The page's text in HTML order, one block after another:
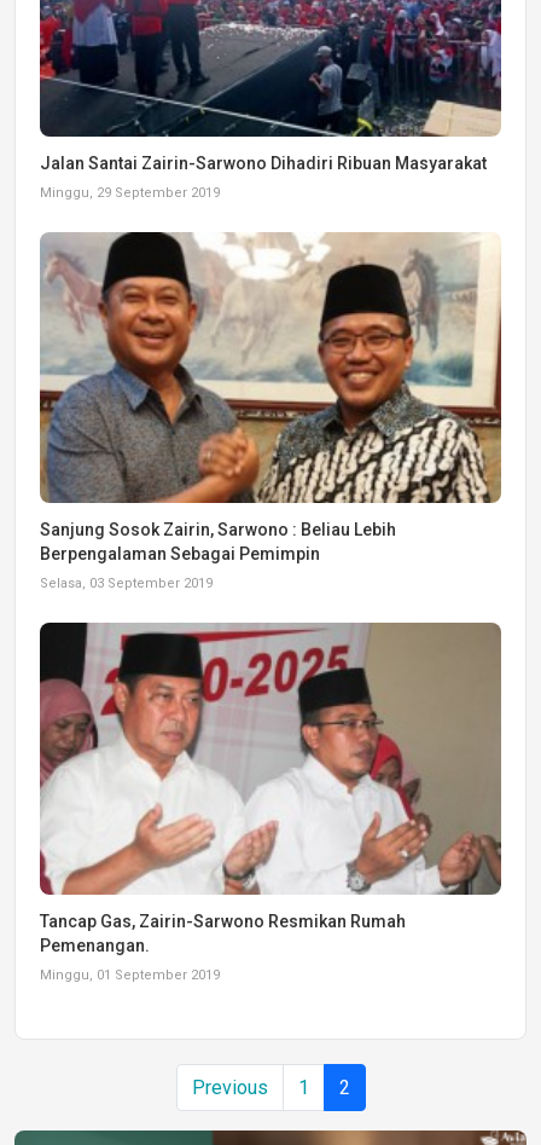
Jalan Santai Zairin-Sarwono Dihadiri Ribuan Masyarakat
Minggu, 29 September 2019
Sanjung Sosok Zairin, Sarwono : Beliau Lebih
Berpengalaman Sebagai Pemimpin
Selasa, 03 September 2019
Tancap Gas, Zairin-Sarwono Resmikan Rumah
Pemenangan.
Minggu, 01 September 2019
Previous 1 2